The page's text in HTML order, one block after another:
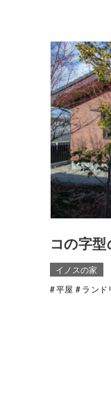
コの字
イノスの家
平屋
ランド